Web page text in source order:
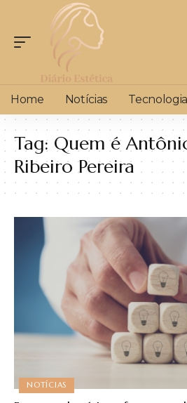
Home Notícias Tecnologia
Tag: Quem é
Ribeiro Pereira
NOTÍCIAS